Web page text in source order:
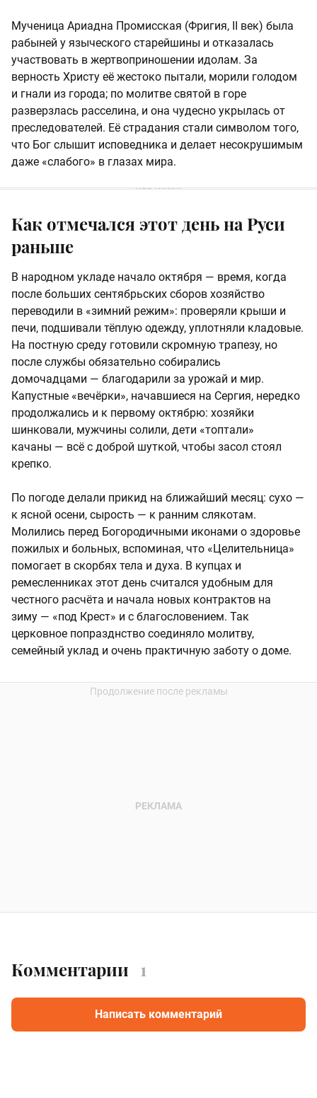
Мученица Ариадна Промисская (Фригия, II век) была
рабыней у языческого старейшины и отказалась
участвовать в жертвоприношении идолам. За
верность Христу её жестоко пытали, морили голодом
и гнали из города; по молитве святой в горе
разверзлась расселина, и она чудесно укрылась от
преследователей. Её страдания стали символом того,
что Бог слышит исповедника и делает несокрушимым
даже «слабого» в глазах мира.
Как отмечался этот день на Руси
раньше
В народном укладе начало октября — время, когда
после больших сентябрьских сборов хозяйство
переводили в «зимний режим»: проверяли крыши и
печи, подшивали тёплую одежду, уплотняли кладовые.
На постную среду готовили скромную трапезу, но
после службы обязательно собирались
домочадцами — благодарили за урожай и мир.
Капустные «вечёрки», начавшиеся на Сергия, нередко
продолжались и к первому октябрю: хозяйки
шинковали, мужчины солили, дети «топтали»
качаны — всё с доброй шуткой, чтобы засол стоял
крепко.
По погоде делали прикид на ближайший месяц: сухо —
к ясной осени, сырость — к ранним слякотам.
Молились перед Богородичными иконами о здоровье
пожилых и больных, вспоминая, что «Целительница»
помогает в скорбях тела и духа. В купцах и
ремесленниках этот день считался удобным для
честного расчёта и начала новых контрактов на
зиму — «под Крест» и с благословением. Так
церковное попразднство соединяло молитву,
семейный уклад и очень практичную заботу о доме.
Комментарии 1
Написать комментарий